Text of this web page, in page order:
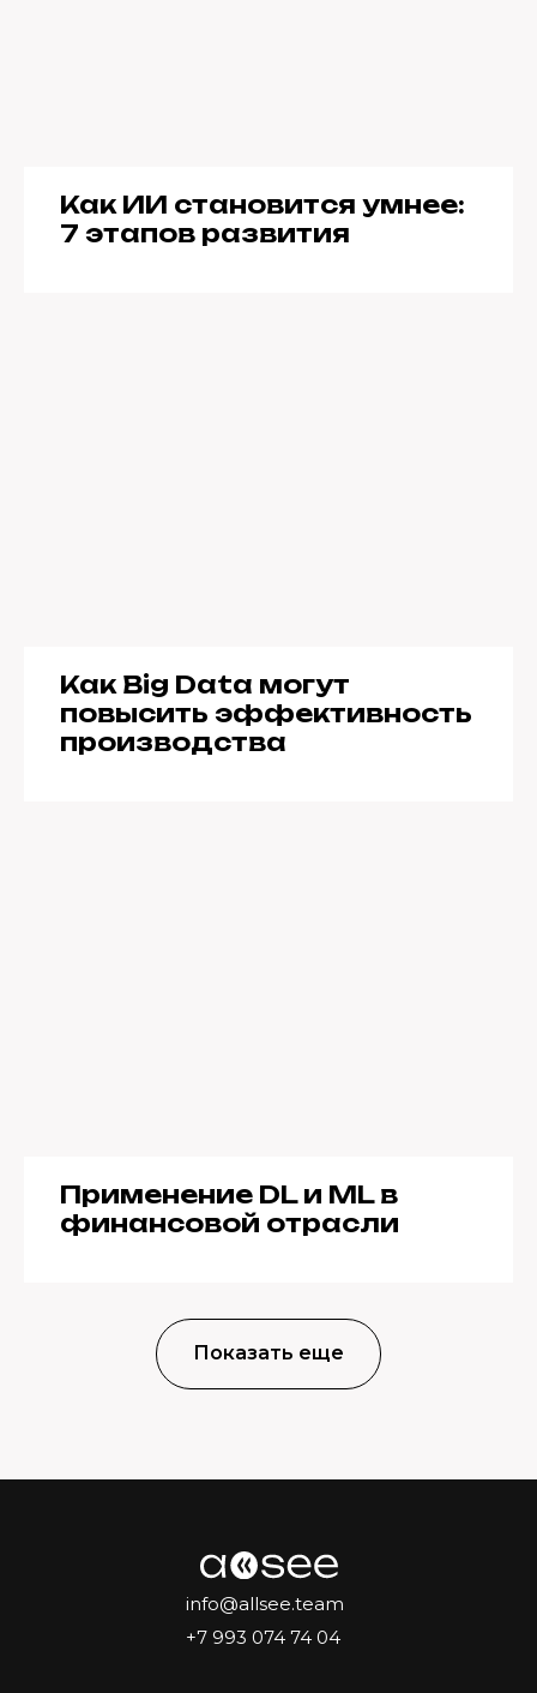
Как ИИ становится умнее:
7 этапов развития
Как Big Data могут
повысить эффективность
производства
Применение DL и ML в
финансовой отрасли
Показать еще
+7 993 074 74 04
info@allsee.team